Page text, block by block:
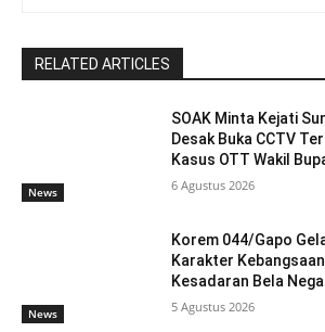
RELATED ARTICLES
News
SOAK Minta Kejati
Desak Buka CCTV
Kasus OTT Wakil
6 Agustus 2026
News
Korem 044/Gapo
Karakter
Kesadaran Bela
5 Agustus 2026